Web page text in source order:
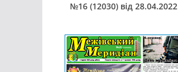
№16 (12030) від 28.04.2022